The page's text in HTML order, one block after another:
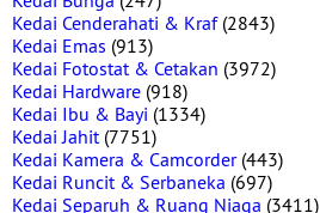
Kedai Cenderahati & Kraf(2843)
Kedai Emas (913)
Kedai Fotostat & Cetakan (3972)
Kedai Hardware (918)
Kedai Ibu & Bayi (1334)
Kedai Jahit(7751)
Kedai Kamera & Camcorder(443)
Kedai Runcit & Serbaneka (697)
Kedai Separuh & Ruang Niaga (3411)